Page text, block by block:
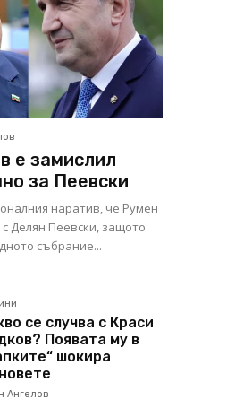
е замислил
за Пеевски
наратив, че Румен
Делян Пеевски, защото
събрание...
се случва с Краси
Появата му в
шокира
Ангелов